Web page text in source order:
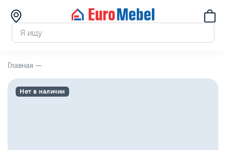
Главная —
Нет в наличии